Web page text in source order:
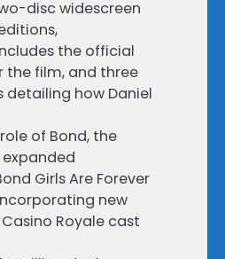
disc widescreen
the official
the film, and three
how Daniel
of Bond, the
Girls Are Forever
new
Royale cast